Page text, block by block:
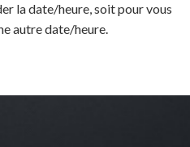
la date/heure, soit pour vous
autre date/heure.